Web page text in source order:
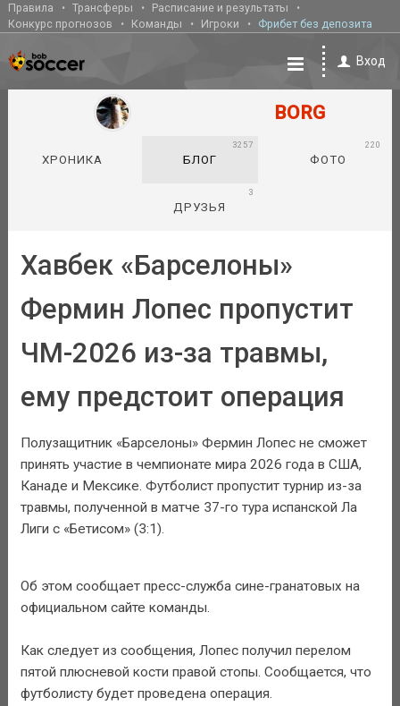
Правила Трансферы
Расписание и результаты
Конкурс прогнозов
Команды Игроки Фрибет без депозита
Вход
BORG
ХРОНИКА БЛОГ
3257
ФОТО
220
ДРУЗЬЯ
3
Хавбек «Барселоны»
Фермин Лопес пропустит
ЧМ-2026 из-за травмы,
ему предстоит операция
Полузащитник «Барселоны» Фермин Лопес не сможет
принять участие в чемпионате мира 2026 года в США,
Канаде и Мексике. Футболист пропустит турнир из-за
травмы, полученной в матче 37-го тура испанской Ла
Лиги с «Бетисом» (3:1).
Об этом сообщает пресс-служба сине-гранатовых на
официальном сайте команды.
Как следует из сообщения, Лопес получил перелом
пятой плюсневой кости правой стопы. Сообщается, что
футболисту будет проведена операция.